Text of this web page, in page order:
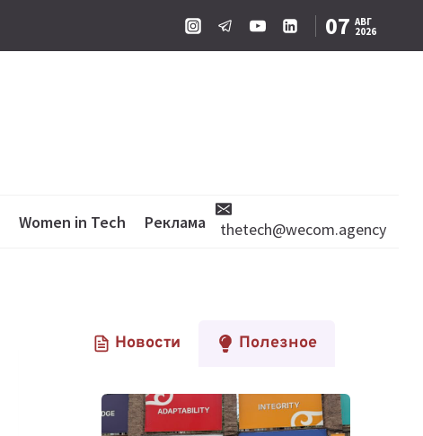
07 АВГ
2026
Women in Tech Реклама thetech@wecom.agency
Новости Полезное